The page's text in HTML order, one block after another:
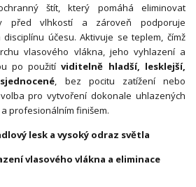
štít, který pomáhá eliminovat
před vlhkostí a zároveň podporuje
účesu. Aktivuje se teplem, čímž
vlasového vlákna, jeho vyhlazení a
po použitíviditelně hladší, lesklejší,
, bez pocitu zatížení nebo
pro vytvoření dokonale uhlazených
profesionálním finišem.
lesk a vysoký odraz světla
vlasového vlákna a eliminace